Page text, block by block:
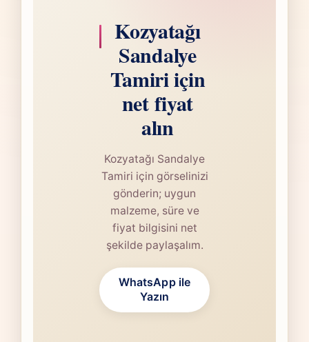
Kozyatağı
Sandalye
Tamiri için
net fiyat
alın
Kozyatağı Sandalye
Tamiri için görselinizi
gönderin; uygun
malzeme, süre ve
fiyat bilgisini net
şekilde paylaşalım.
WhatsApp ile
Yazın